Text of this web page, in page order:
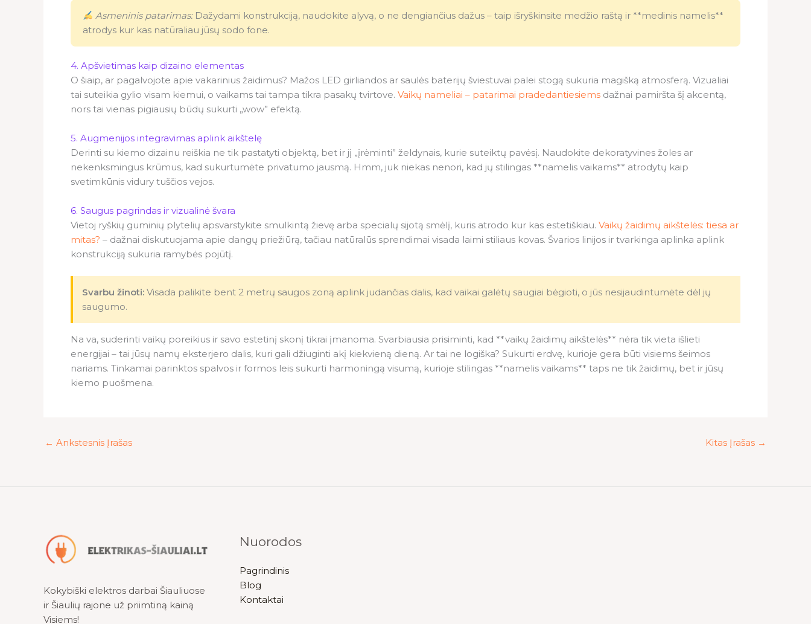
Asmeninis patarimas:Dažydami konstrukciją, naudokite alyvą, o ne dengiančius dažus – taip išryškinsite medžio raštą ir **medinis namelis**
atrodys kur kas natūraliau jūsų sodo fone.
4. Apšvietimas kaip dizaino elementas
O šiaip, ar pagalvojote apie vakarinius žaidimus? Mažos LED girliandos ar saulės baterijų šviestuvai palei stogą sukuria magišką atmosferą. Vizualiai
tai suteikia gylio visam kiemui, o vaikams tai tampa tikra pasakų tvirtove. Vaikų nameliai – patarimai pradedantiesiems dažnai pamiršta šį akcentą,
nors tai vienas pigiausių būdų sukurti „wow” efektą.
5. Augmenijos integravimas aplink aikštelę
Derinti su kiemo dizainu reiškia ne tik pastatyti objektą, bet ir jį „įrėminti” želdynais, kurie suteiktų pavėsį. Naudokite dekoratyvines žoles ar
nekenksmingus krūmus, kad sukurtumėte privatumo jausmą. Hmm, juk niekas nenori, kad jų stilingas **namelis vaikams** atrodytų kaip
svetimkūnis vidury tuščios vejos.
6. Saugus pagrindas ir vizualinė švara
Vietoj ryškių guminių plytelių apsvarstykite smulkintą žievę arba specialų sijotą smėlį, kuris atrodo kur kas estetiškiau. Vaikų žaidimų aikštelės: tiesa ar
mitas? – dažnai diskutuojama apie dangų priežiūrą, tačiau natūralūs sprendimai visada laimi stiliaus kovas. Švarios linijos ir tvarkinga aplinka aplink
konstrukciją sukuria ramybės pojūtį.
Svarbu žinoti: Visada palikite bent 2 metrų saugos zoną aplink judančias dalis, kad vaikai galėtų saugiai bėgioti, o jūs nesijaudintumėte dėl jų
saugumo.
Na va, suderinti vaikų poreikius ir savo estetinį skonį tikrai įmanoma. Svarbiausia prisiminti, kad **vaikų žaidimų aikštelės** nėra tik vieta išlieti
energijai – tai jūsų namų eksterjero dalis, kuri gali džiuginti akį kiekvieną dieną. Ar tai ne logiška? Sukurti erdvę, kurioje gera būti visiems šeimos
nariams. Tinkamai parinktos spalvos ir formos leis sukurti harmoningą visumą, kurioje stilingas **namelis vaikams** taps ne tik žaidimų, bet ir jūsų
kiemo puošmena.
← Ankstesnis Įrašas Kitas Įrašas →
Kokybiški elektros darbai Šiauliuose
ir Šiaulių rajone už priimtiną kainą
Visiems!
Nuorodos
Pagrindinis
Blog
Kontaktai